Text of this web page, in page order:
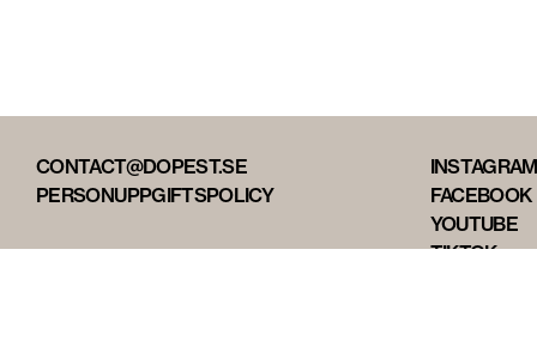
CONTACT@DOPEST.SE
PERSONUPPGIFTSPOLICY
INSTAGRAM
FACEBOOK
YOUTUBE
TIKTOK